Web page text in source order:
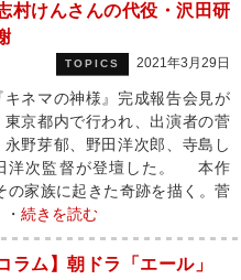
村けんさんの代役・沢田研
TOPICS 2021年3月29日
ネマの神様』完成報告会見が
東京都内で行われ、出演者の菅
永野芽郁、野田洋次郎、寺島し
洋次監督が登壇した。 本作
の家族に起きた奇跡を描く。菅
続きを読む
コラム】朝ドラ「エール」